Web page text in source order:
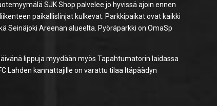
SJK Shop palvelee jo hyvissä ajoin ennen
paikallislinjat kulkevat. Parkkipaikat ovat kaikki
Seinäjoki Areenan alueelta. Pyöräparkki on OmaSp
lippuja myydään myös Tapahtumatorin laidassa
Lahden kannattajille on varattu tilaa Itäpäädyn